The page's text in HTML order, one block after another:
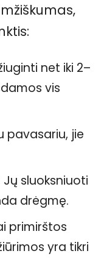
net iki 2–
vis
pavasariu, jie
Jų sluoksniuoti
drėgmę.
primirštos
yra tikri